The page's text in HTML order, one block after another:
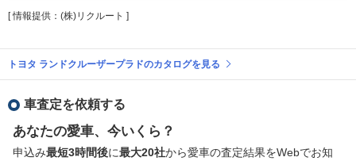
[ 情報提供：(株)リクルート ]
トヨタ ランドクルーザープラドのカタログを見る
車査定を依頼する
あなたの愛車、今いくら？
申込み最短3時間後に最大20社から愛車の査定結果をWebでお知